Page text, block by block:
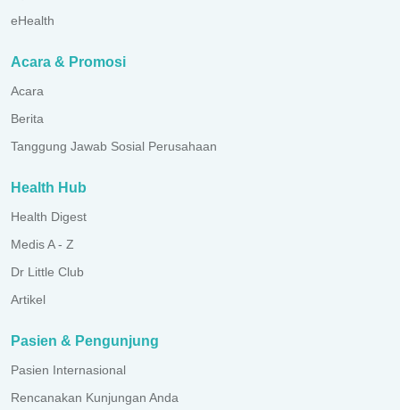
eHealth
Acara & Promosi
Acara
Berita
Tanggung Jawab Sosial Perusahaan
Health Hub
Health Digest
Medis A - Z
Dr Little Club
Artikel
Pasien & Pengunjung
Pasien Internasional
Rencanakan Kunjungan Anda